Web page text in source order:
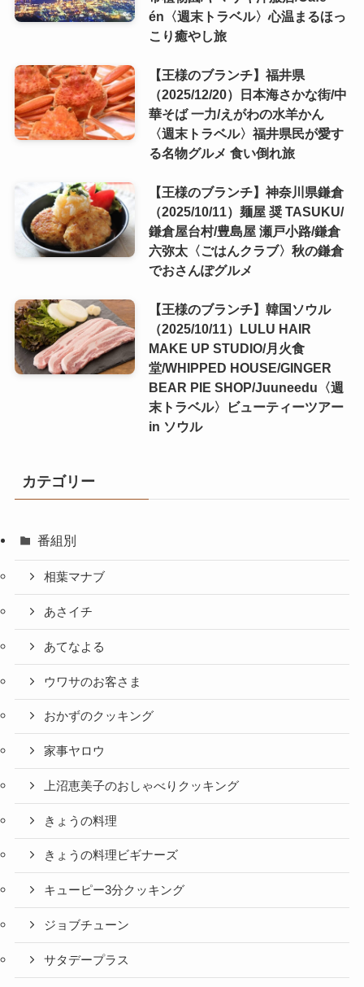
én〈週末トラベル〉心温まるほっ
こり癒やし旅
【王様のブランチ】福井県
（2025/12/20）日本海さかな街/中
華そば 一力/えがわの水羊かん
〈週末トラベル〉福井県民が愛す
る名物グルメ 食い倒れ旅
【王様のブランチ】神奈川県鎌倉
（2025/10/11）麺屋 奨 TASUKU/
鎌倉屋台村/豊島屋 瀬戸小路/鎌倉
六弥太〈ごはんクラブ〉秋の鎌倉
でおさんぽグルメ
【王様のブランチ】韓国ソウル
（2025/10/11）LULU HAIR
MAKE UP STUDIO/月火食
堂/WHIPPED HOUSE/GINGER
BEAR PIE SHOP/Juuneedu〈週
末トラベル〉ビューティーツアー
in ソウル
カテゴリー
番組別
相葉マナブ
あさイチ
あてなよる
ウワサのお客さま
おかずのクッキング
家事ヤロウ
上沼恵美子のおしゃべりクッキング
きょうの料理
きょうの料理ビギナーズ
キューピー3分クッキング
ジョブチューン
サタデープラス